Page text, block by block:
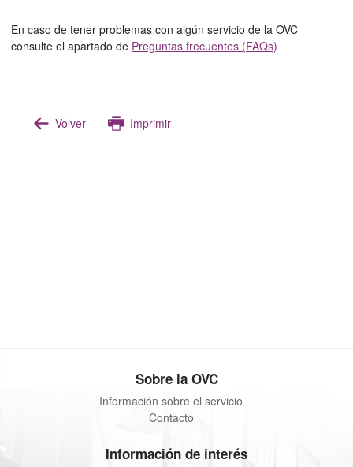
En caso de tener problemas con algún servicio de la OVC
consulte el apartado de Preguntas frecuentes (FAQs)
Volver Imprimir
Sobre la OVC
Información sobre el servicio
Contacto
Información de interés